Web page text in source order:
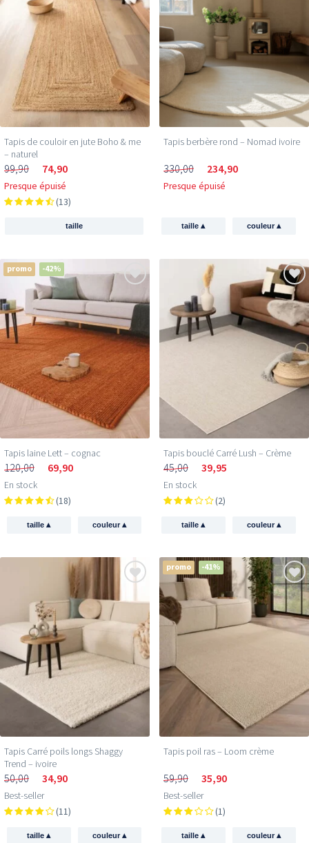
Tapis de couloir en jute Boho & me
– naturel
99,90 74,90
Presque épuisé
(13)
taille
Tapis berbère rond – Nomad ivoire
330,00 234,90
Presque épuisé
taille▴ couleur▴
promo -42%
Tapis laine Lett – cognac
120,00 69,90
En stock
(18)
taille▴ couleur▴
Tapis bouclé Carré Lush – Crème
45,00 39,95
En stock
(2)
taille▴ couleur▴
Tapis Carré poils longs Shaggy
Trend – ivoire
50,00 34,90
Best-seller
(11)
taille▴ couleur▴
promo -41%
Tapis poil ras​ – Loom crème
59,90 35,90
Best-seller
(1)
taille▴ couleur▴